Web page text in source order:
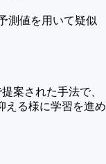
測値を用いて疑似
提案された手法で、
える様に学習を進め